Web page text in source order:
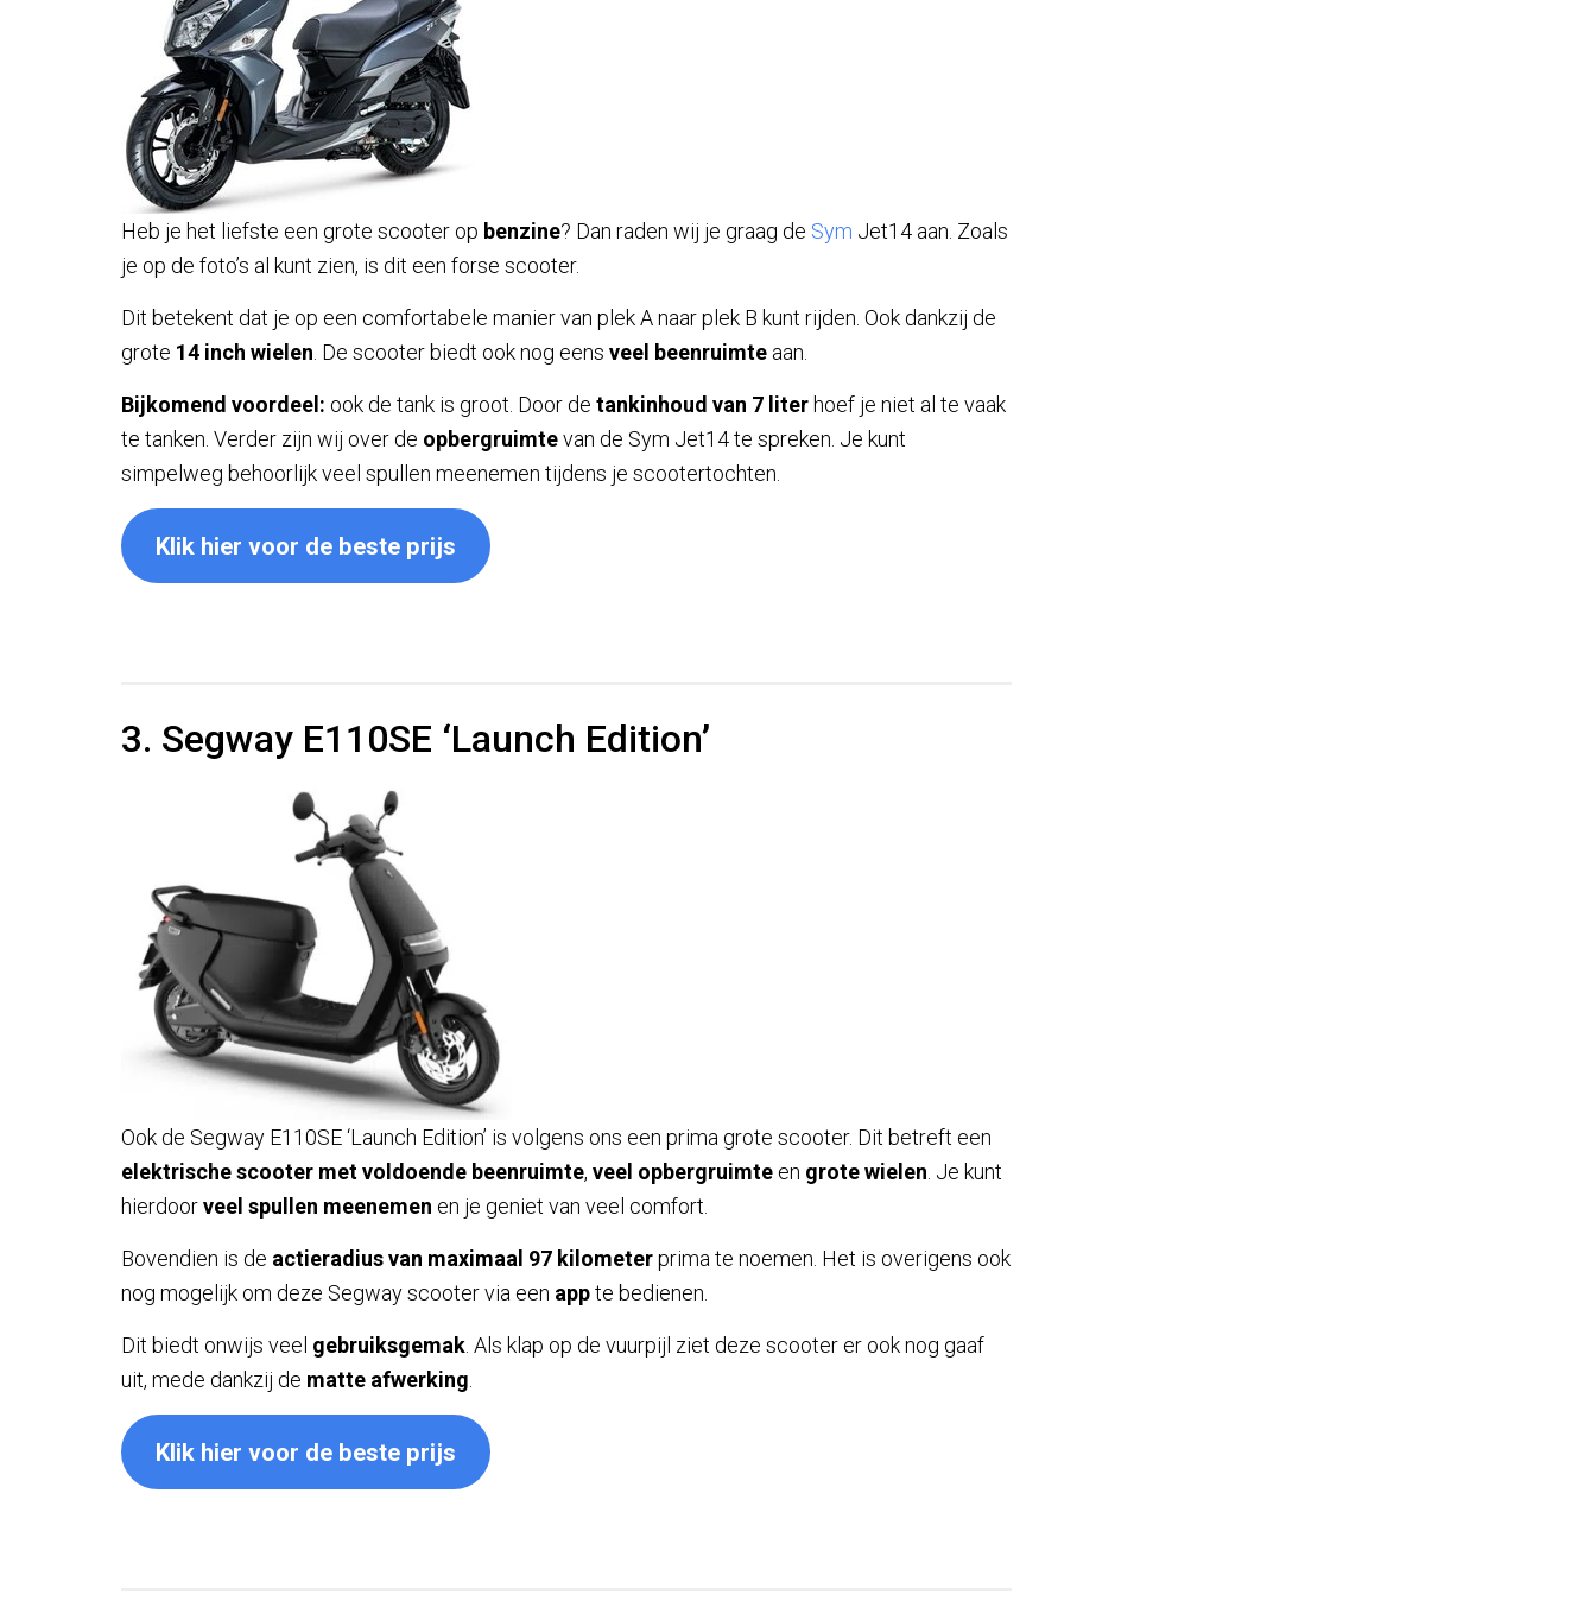
Heb je het liefste een grote scooter op benzine? Dan raden wij je graag de Sym Jet14 aan. Zoals
je op de foto’s al kunt zien, is dit een forse scooter.
Dit betekent dat je op een comfortabele manier van plek A naar plek B kunt rijden. Ook dankzij de
grote 14 inch wielen . De scooter biedt ook nog eens veel beenruimte aan.
Bijkomend voordeel: ook de tank is groot. Door de tankinhoud van 7 liter hoef je niet al te vaak
te tanken. Verder zijn wij over de opbergruimtevan de Sym Jet14 te spreken. Je kunt
simpelweg behoorlijk veel spullen meenemen tijdens je scootertochten.
Klik hier voor de beste prijs
3. Segway E110SE ‘Launch Edition’
Ook de Segway E110SE ‘Launch Edition’ is volgens ons een prima grote scooter. Dit betreft een
elektrische scooter met voldoende beenruimte, veel opbergruimte en grote wielen . Je kunt
hierdoorveel spullen meenemen en je geniet van veel comfort.
Bovendien is de actieradius van maximaal 97 kilometerprima te noemen. Het is overigens ook
nog mogelijk om deze Segway scooter via een appte bedienen.
Dit biedt onwijs veel gebruiksgemak . Als klap op de vuurpijl ziet deze scooter er ook nog gaaf
uit, mede dankzij de matte afwerking
Klik hier voor de beste prijs